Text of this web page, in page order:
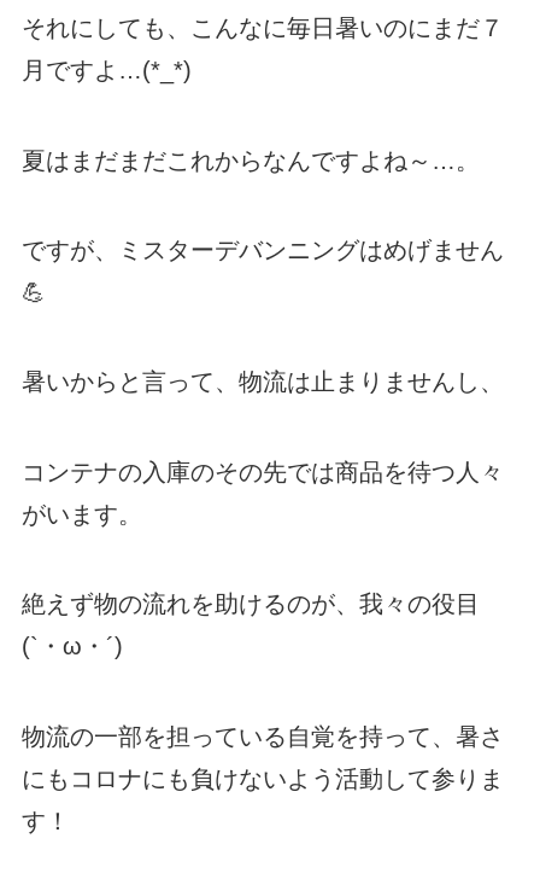
それにしても、こんなに毎日暑いのにまだ７
月ですよ…(*_*)
夏はまだまだこれからなんですよね～…。
ですが、ミスターデバンニングはめげません
💪
暑いからと言って、物流は止まりませんし、
コンテナの入庫のその先では商品を待つ人々
がいます。
絶えず物の流れを助けるのが、我々の役目
(`・ω・´)
物流の一部を担っている自覚を持って、暑さ
にもコロナにも負けないよう活動して参りま
す！